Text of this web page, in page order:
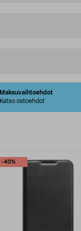
Maksuvaihtoehdot
Katso ostoehdot
-40%